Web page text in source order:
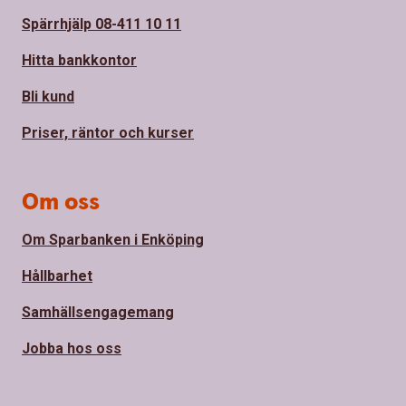
Spärrhjälp 08-411 10 11
Hitta bankkontor
Bli kund
Priser, räntor och kurser
Om oss
Om Sparbanken i Enköping
Hållbarhet
Samhällsengagemang
Jobba hos oss